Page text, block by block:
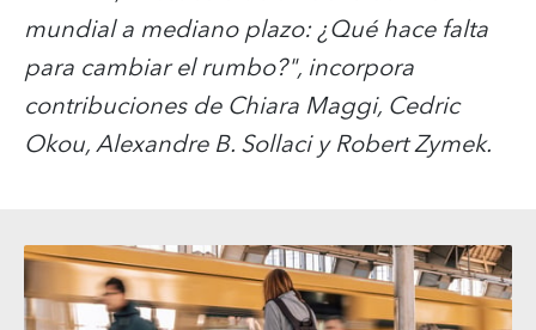
mundial a mediano plazo: ¿Qué hace falta
para cambiar el rumbo?", incorpora
contribuciones de Chiara Maggi, Cedric
Okou, Alexandre B. Sollaci y Robert Zymek.